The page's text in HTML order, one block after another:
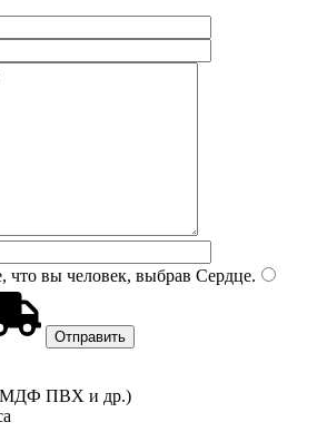
что вы человек, выбрав Сердце.
МДФ ПВХ и др.)